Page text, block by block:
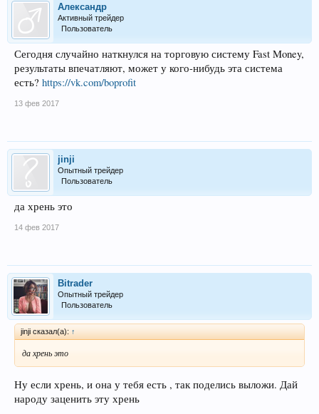
Александр
Активный трейдер
Пользователь
Сегодня случайно наткнулся на торговую систему Fast Money,
результаты впечатляют, может у кого-нибудь эта система
есть? https://vk.com/boprofit
13 фев 2017
jinji
Опытный трейдер
Пользователь
да хрень это
14 фев 2017
Bitrader
Опытный трейдер
Пользователь
jinji сказал(а): ↑
да хрень это
Ну если хрень, и она у тебя есть , так поделись выложи. Дай
народу заценить эту хрень